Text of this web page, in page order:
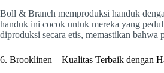
Boll & Branch memproduksi handuk
handuk ini cocok untuk mereka yang
diproduksi secara etis, memastikan
6. Brooklinen – Kualitas Terbaik dengan